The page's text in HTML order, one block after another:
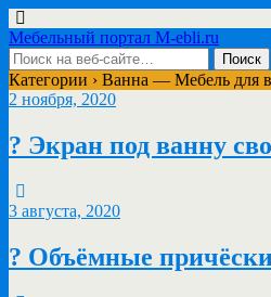
Мебельный портал M-ebli.ru
Категории › Ванна — Мебель для
2 ноября, 2020
? Экран под ванну
3 августа, 2020
?‍ Объёмные